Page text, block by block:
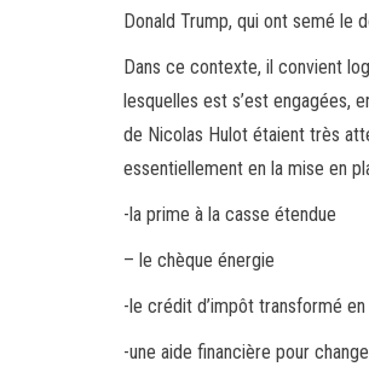
Donald Trump, qui ont semé le
Dans ce contexte, il convient
lesquelles est s’est engagées,
de Nicolas Hulot étaient très
essentiellement en la mise en
-la prime à la casse étendue
– le chèque énergie
-le crédit d’impôt transformé
-une aide financière pour